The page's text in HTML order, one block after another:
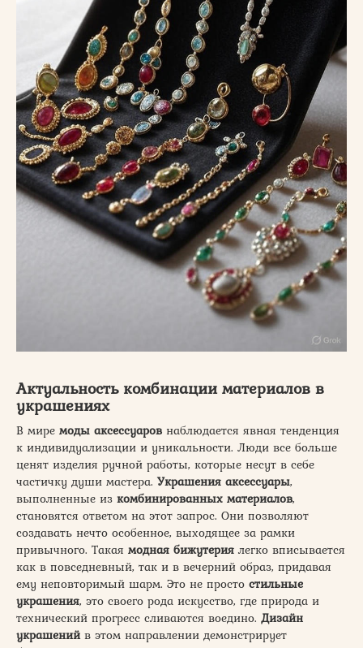
Актуальность комбинации материалов в
украшениях
В мире моды аксессуаров наблюдается явная тенденция
к индивидуализации и уникальности. Люди все больше
ценят изделия ручной работы, которые несут в себе
частичку души мастера. Украшения аксессуары,
выполненные из комбинированных материалов,
становятся ответом на этот запрос. Они позволяют
создавать нечто особенное, выходящее за рамки
привычного. Такая модная бижутерия легко вписывается
как в повседневный, так и в вечерний образ, придавая
ему неповторимый шарм. Это не просто стильные
украшения, это своего рода искусство, где природа и
технический прогресс сливаются воедино. Дизайн
украшенийв этом направлении демонстрирует